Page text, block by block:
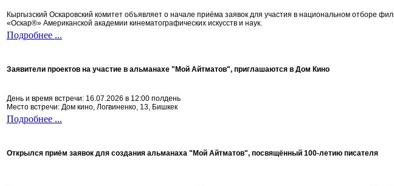
Кыргызский Оскаровский комитет объявляет о начале приёма заявок для участия в национальном отборе
«Оскар®» Американской академии кинематографических искусств и наук.
Подробнее ...
Заявители проектов на участие в альманахе "Мой Айтматов", приглашаются в Дом Кино
День и время встречи: 16.07.2026 в 12:00 полдень
Место встречи: Дом кино, Логвиненко, 13, Бишкек
Подробнее ...
Открылся приём заявок для создания альманаха "Мой Айтматов", посвящённый 100-летию писателя